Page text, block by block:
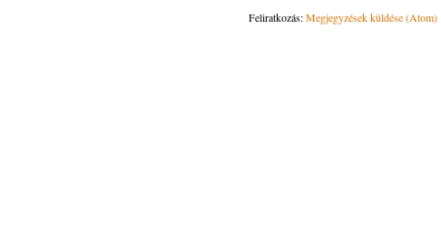
Feliratkozás:Megjegyzések küldése (Atom)